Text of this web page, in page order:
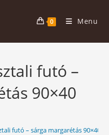
0 Menu
futó –
90×40
futó – sárga margarétás 90×40